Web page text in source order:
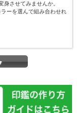
させてみませんか。
ーを選んで組み合わせれ